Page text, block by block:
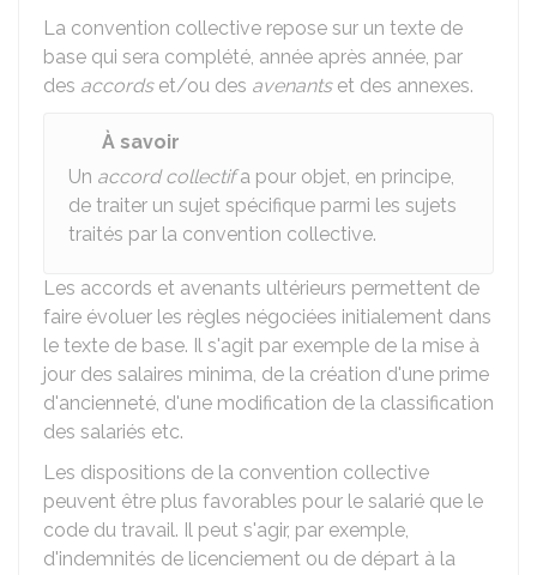
La convention collective repose sur un texte de
base qui sera complété, année après année, par
des accordset/ou des avenantset des annexes.
À savoir
Un accord collectifa pour objet, en principe,
de traiter un sujet spécifique parmi les sujets
traités par la convention collective.
Les accords et avenants ultérieurs permettent de
faire évoluer les règles négociées initialement dans
le texte de base. Il s'agit par exemple de la mise à
jour des salaires minima, de la création d'une prime
d'ancienneté, d'une modification de la classification
des salariés etc.
Les dispositions de la convention collective
peuvent être plus favorables pour le salarié que le
code du travail. Il peut s'agir, par exemple,
d'indemnités de licenciement ou de départ à la